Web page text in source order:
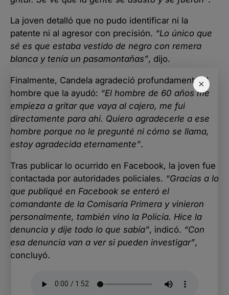
×
La joven detalló que no pudo identificar ni la
patente ni al agresor con precisión. “Lo único que
sé es que estaba vestido de negro con remera
blanca y tenía un pasamontañas”, dijo.
Finalmente, Candela agradeció profundamente al
hombre que la ayudó: “El hombre de 60 años me
empieza a gritar que vaya al cajero, me fui
directamente para ahí. Quiero agradecerle a ese
hombre porque no le pregunté ni cómo se llama,
estoy agradecida eternamente”.
Tras publicar lo ocurrido en Facebook, la joven fue
contactada por autoridades policiales. “Gracias a lo
que publiqué en Facebook se enteró el
comandante de la Comisaría Primera y vinieron
personalmente, también vino la Policía. Hice la
denuncia y dije todo lo que sabía”, indicó. “Con
esa denuncia van a ver si pueden investigar”,
concluyó.